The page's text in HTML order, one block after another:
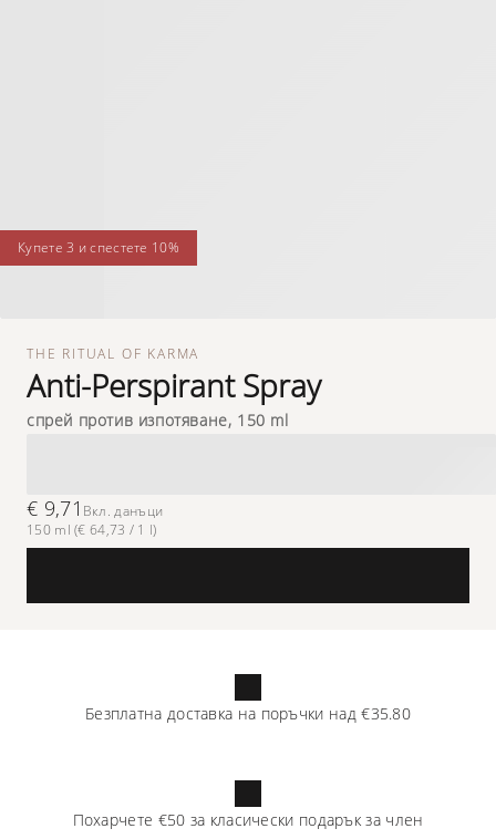
купете 3 и спестете 10%
THE RITUAL OF KARMA
Anti-Perspirant Spray
спрей против изпотяване, 150 ml
€ 9,71 Вкл. данъци
150 ml (€ 64,73 / 1 l)
Безплатна доставка на поръчки над €35.80
Похарчете €50 за класически подарък за член